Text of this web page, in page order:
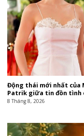
Động thái mới nhất của
Patrik giữa tin đồn tình
8 Tháng 8, 2026